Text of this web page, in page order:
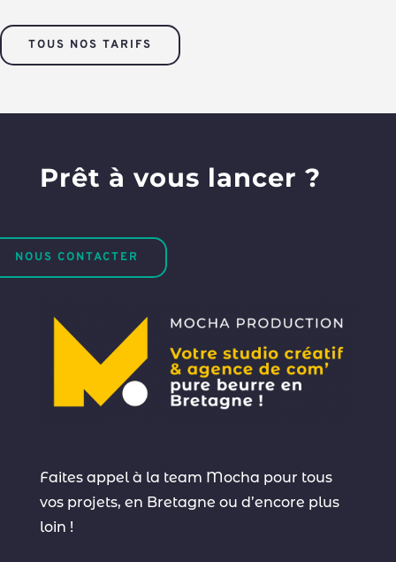
TOUS NOS TARIFS
Prêt à vous lancer ?
NOUS CONTACTER
Faites appel à la team Mocha pour tous
vos projets, en Bretagne ou d’encore plus
loin !